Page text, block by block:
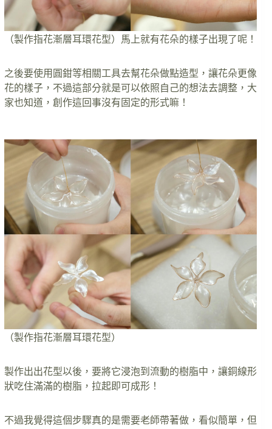
（製作指花漸層耳環花型）馬上就有花朵的樣子出現了呢！
之後要使用圓鉗等相關工具去幫花朵做點造型，讓花朵更像
花的樣子，不過這部分就是可以依照自己的想法去調整，大
家也知道，創作這回事沒有固定的形式嘛！
（製作指花漸層耳環花型）
製作出出花型以後，要將它浸泡到流動的樹脂中，讓銅線形
狀吃住滿滿的樹脂，拉起即可成形！
不過我覺得這個步驟真的是需要老師帶著做，看似簡單，但